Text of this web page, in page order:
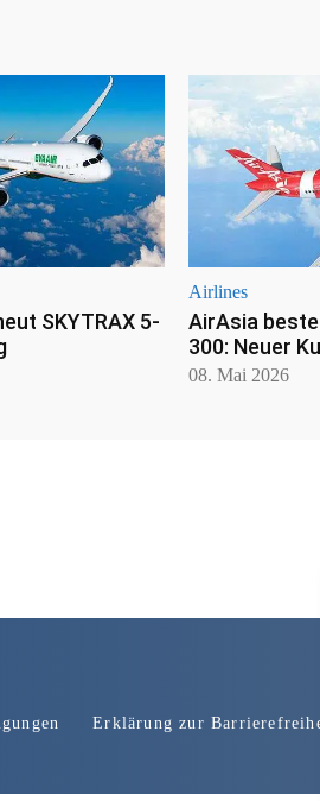
SKYTRAX 5-
Airlines
AirAsia
300: Neuer
08. Mai 2026
Erklärung zur